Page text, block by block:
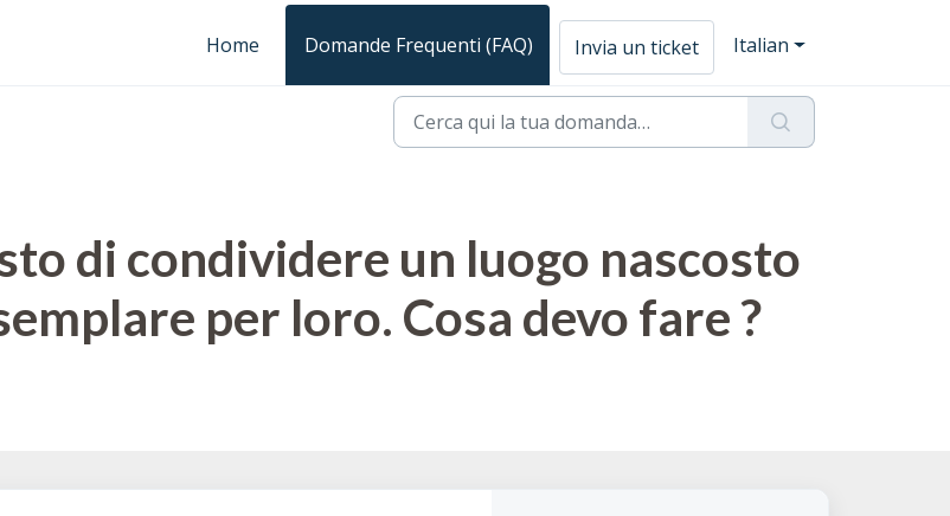
Home Domande Frequenti (FAQ) Invia un ticket Italian
di condividere un luogo nascosto
per loro. Cosa devo fare ?